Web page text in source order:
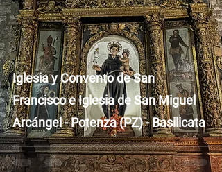
Iglesia y Convento de San
Francisco e Iglesia de San Miguel
Arcángel - Potenza (PZ) - Basilicata